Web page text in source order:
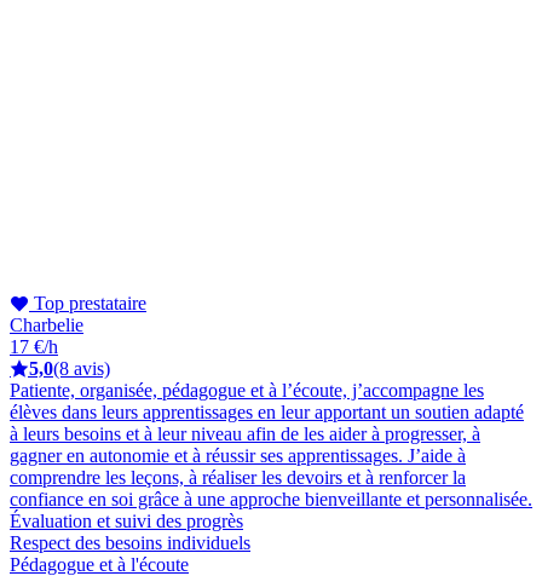
Top prestataire
Charbelie
17 €/h
5,0(8 avis)
Patiente, organisée, pédagogue et à l’écoute, j’accompagne les
élèves dans leurs apprentissages en leur apportant un soutien adapté
à leurs besoins et à leur niveau afin de les aider à progresser, à
gagner en autonomie et à réussir ses apprentissages. J’aide à
comprendre les leçons, à réaliser les devoirs et à renforcer la
confiance en soi grâce à une approche bienveillante et personnalisée.
Évaluation et suivi des progrès
Respect des besoins individuels
Pédagogue et à l'écoute